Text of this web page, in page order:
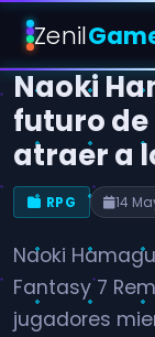
Zenil
Naoki
futuro de
atraer a
RPG 14
Naoki
Fantasy 7
jugadores